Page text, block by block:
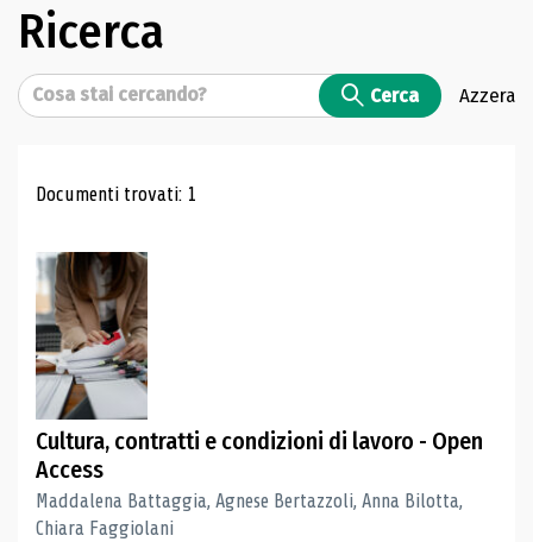
Ricerca
Cerca Cerca Azzera
Risultati di ricerca
Documenti trovati: 1
Cultura, contratti e condizioni di lavoro - Open
Access
Maddalena Battaggia, Agnese Bertazzoli, Anna Bilotta,
Chiara Faggiolani